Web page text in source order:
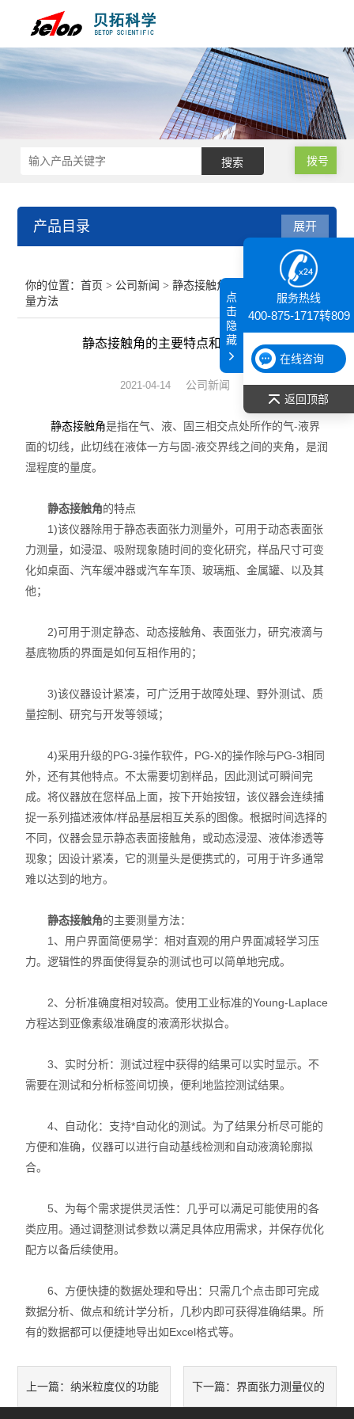
拨号
产品目录
纳米粒度仪
光谱部件及外设
红外光谱（IR、傅立叶）
扫描探针显微镜/原子力
低温恒温器
X射线衍射仪（XRD）
激光光散射仪
扫描电镜（SEM）
电化学工作站
X荧光光谱XRF能量色散型
透反射率测量仪
代理产品
力学测试仪
表面/界面性能测定仪
展开
你的位置：首页 > 公司新闻 > 静态接触角的主要特点和测
量方法
静态接触角的主要特点和测量方法
2021-04-14 公司新闻
静态接触角是指在气、液、固三相交点处所作的气-液界
面的切线，此切线在液体一方与固-液交界线之间的夹角，是润
湿程度的量度。
静态接触角的特点
1)该仪器除用于静态表面张力测量外，可用于动态表面张
力测量，如浸湿、吸附现象随时间的变化研究，样品尺寸可变
化如桌面、汽车缓冲器或汽车车顶、玻璃瓶、金属罐、以及其
他；
2)可用于测定静态、动态接触角、表面张力，研究液滴与
基底物质的界面是如何互相作用的；
3)该仪器设计紧凑，可广泛用于故障处理、野外测试、质
量控制、研究与开发等领域；
4)采用升级的PG-3操作软件，PG-X的操作除与PG-3相同
外，还有其他特点。不太需要切割样品，因此测试可瞬间完
成。将仪器放在您样品上面，按下开始按钮，该仪器会连续捕
捉一系列描述液体/样品基层相互关系的图像。根据时间选择的
不同，仪器会显示静态表面接触角，或动态浸湿、液体渗透等
现象；因设计紧凑，它的测量头是便携式的，可用于许多通常
难以达到的地方。
静态接触角的主要测量方法：
1、用户界面简便易学：相对直观的用户界面减轻学习压
力。逻辑性的界面使得复杂的测试也可以简单地完成。
2、分析准确度相对较高。使用工业标准的Young-Laplace
方程达到亚像素级准确度的液滴形状拟合。
3、实时分析：测试过程中获得的结果可以实时显示。不
需要在测试和分析标签间切换，便利地监控测试结果。
4、自动化：支持*自动化的测试。为了结果分析尽可能的
方便和准确，仪器可以进行自动基线检测和自动液滴轮廓拟
合。
5、为每个需求提供灵活性：几乎可以满足可能使用的各
类应用。通过调整测试参数以满足具体应用需求，并保存优化
配方以备后续使用。
6、方便快捷的数据处理和导出：只需几个点击即可完成
数据分析、做点和统计学分析，几秒内即可获得准确结果。所
有的数据都可以便捷地导出如Excel格式等。
上一篇：纳米粒度仪的功能 下一篇： 界面张力测量仪的
服务热线
400-875-1717转809
在线咨询
返回顶部
点
击
隐
藏